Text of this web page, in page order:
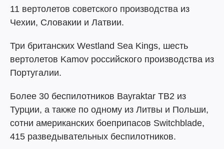
11 вертолетов советского производства из
Чехии, Словакии и Латвии.
Три британских Westland Sea Kings, шесть
вертолетов Kamov российского производства из
Португалии.
Более 30 беспилотников Bayraktar TB2 из
Турции, а также по одному из Литвы и Польши,
сотни американских боеприпасов Switchblade,
415 разведывательных беспилотников.